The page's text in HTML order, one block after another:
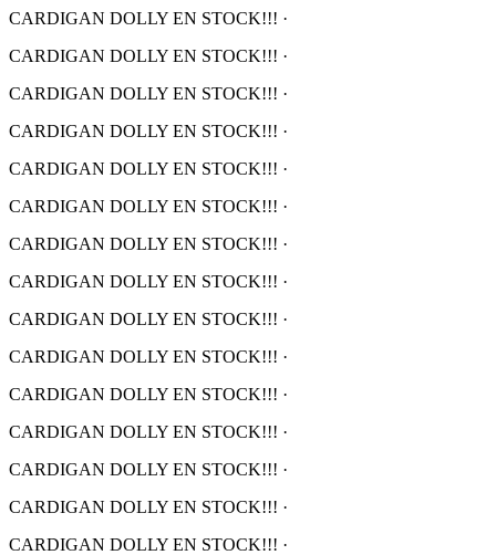
CARDIGAN DOLLY EN STOCK!!! ·
CARDIGAN DOLLY EN STOCK!!! ·
CARDIGAN DOLLY EN STOCK!!! ·
CARDIGAN DOLLY EN STOCK!!! ·
CARDIGAN DOLLY EN STOCK!!! ·
CARDIGAN DOLLY EN STOCK!!! ·
CARDIGAN DOLLY EN STOCK!!! ·
CARDIGAN DOLLY EN STOCK!!! ·
CARDIGAN DOLLY EN STOCK!!! ·
CARDIGAN DOLLY EN STOCK!!! ·
CARDIGAN DOLLY EN STOCK!!! ·
CARDIGAN DOLLY EN STOCK!!! ·
CARDIGAN DOLLY EN STOCK!!! ·
CARDIGAN DOLLY EN STOCK!!! ·
CARDIGAN DOLLY EN STOCK!!! ·